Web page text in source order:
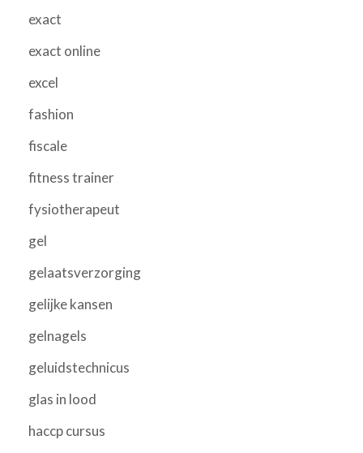
exact
exact online
excel
fashion
fiscale
fitness trainer
fysiotherapeut
gel
gelaatsverzorging
gelijke kansen
gelnagels
geluidstechnicus
glas in lood
haccp cursus